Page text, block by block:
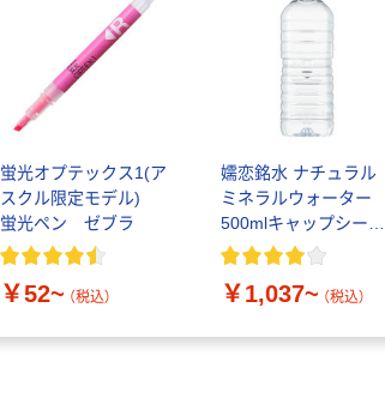
蛍光オプテックス1(ア
スクル限定モデル)
蛍光ペン ゼブラ
￥52~ （税込）
嬬恋銘水 ナチュラル
ミネラルウォーター
500mlキャップシール
付き／2Lラベルレス
￥1,037~ （税込）